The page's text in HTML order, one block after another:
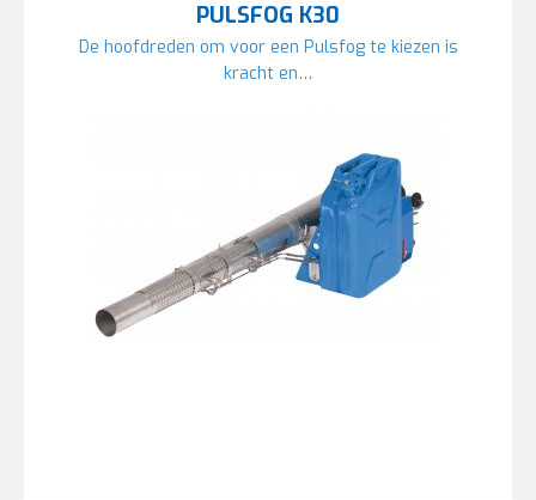
PULSFOG K30
De hoofdreden om voor een Pulsfog te kiezen is
kracht en…